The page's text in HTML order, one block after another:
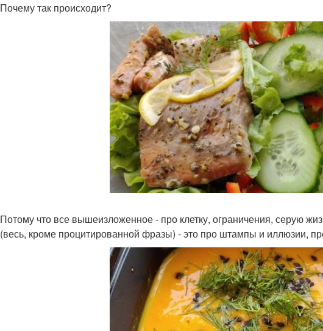
Почему так происходит?
Потому что все вышеизложенное - про клетку, ограничения, серую
(весь, кроме процитированной фразы) - это про штампы и иллюзии,